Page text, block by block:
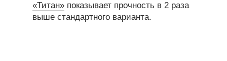
«Титан» показывает прочность в 2 раза
выше стандартного варианта.